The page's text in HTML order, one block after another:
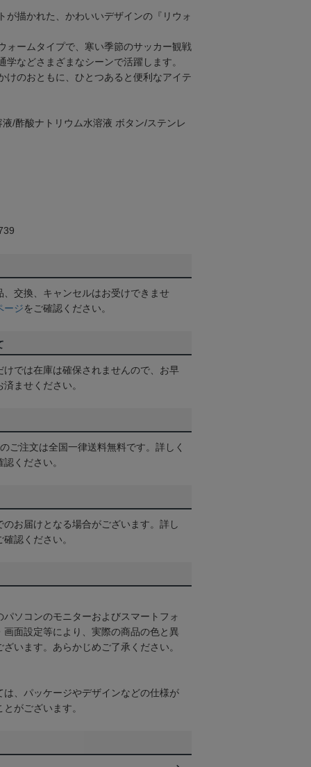
が描かれた、かわいいデザインの『リウォ
ォームタイプで、寒い季節のサッカー観戦
学などさまざまなシーンで活躍します。
けのおともに、ひとつあると便利なアイテ
/酢酸ナトリウム水溶液 ボタン/ステンレ
交換、キャンセルはお受けできませ
ージをご確認ください。
けでは在庫は確保されませんので、お早
ませください。
ご注文は全国一律送料無料です。詳しく
認ください。
お届けとなる場合がございます。詳し
確認ください。
ソコンのモニターおよびスマートフォ
画面設定等により、実際の商品の色と異
います。あらかじめご了承ください。
は、パッケージやデザインなどの仕様が
がございます。